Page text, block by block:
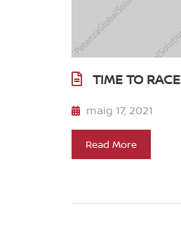
TIME TO RACE
maig 17, 2021
Read More